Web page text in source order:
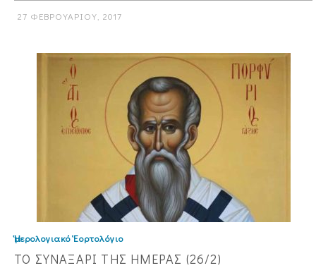
27 ΦΕΒΡΟΥΑΡΊΟΥ, 2017
Ἡμερολογιακό Ἑορτολόγιο
ΤΟ ΣΥΝΑΞΑΡΙ ΤΗΣ ΗΜΕΡΑΣ (26/2)